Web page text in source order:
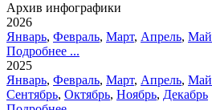
Архив инфографики
2026
Январь, Февраль, Март, Апрель, Май
Подробнее ...
2025
Январь, Февраль, Март, Апрель, Май
Сентябрь, Октябрь, Ноябрь, Декабрь